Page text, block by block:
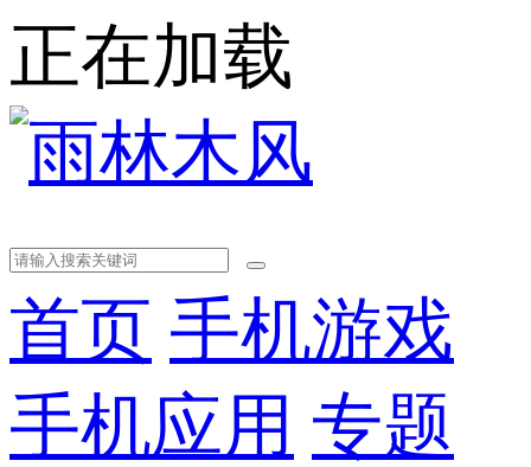
正在加载
首页 手机游戏
手机应用 专题